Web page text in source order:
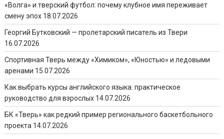
«Волга» и тверский футбол: почему клубное имя переживает
смену эпох 18.07.2026
Георгий Бутковский — пролетарский писатель из Твери
16.07.2026
Спортивная Тверь между «Химиком», «Юностью» и ледовыми
аренами 15.07.2026
Как выбрать курсы английского языка: практическое
руководство для взрослых 14.07.2026
БК «Тверь» как редкий пример регионального баскетбольного
проекта 14.07.2026